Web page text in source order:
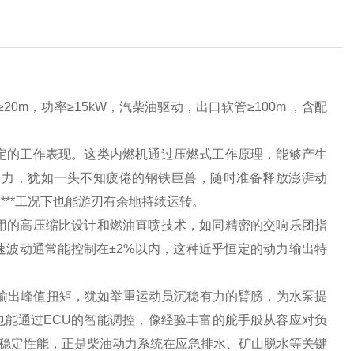
，功率≥15kW，汽柴油驱动，出口软管≥100m ，含配
工作表现。这类内燃机通过压燃式工作原理，能够产生
，犹如一头不知疲倦的钢铁巨兽，随时准备释放澎湃动
况下也能游刃有余地持续运转。
高压缩比设计和燃油直喷技术，如同精密的交响乐团指
动通常能控制在±2%以内，这种近乎恒定的动力输出特
峰值扭矩，犹如举重运动员沉稳有力的臂膀，为水泵提
通过ECU的智能调控，像经验丰富的舵手般从容应对负
定性能，正是柴油动力系统在应急排水、矿山脱水等关键